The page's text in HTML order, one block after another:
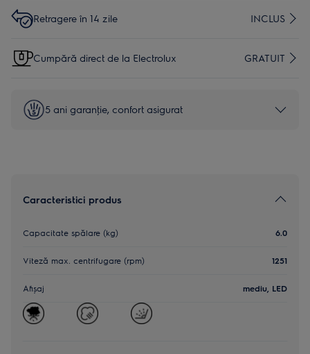
Retragere în 14 zile INCLUS
Cumpără direct de la Electrolux GRATUIT
5 ani garanţie, confort asigurat
Caracteristici produs
Capacitate spălare (kg) 6.0
Viteză max. centrifugare (rpm) 1251
Afișaj mediu, LED